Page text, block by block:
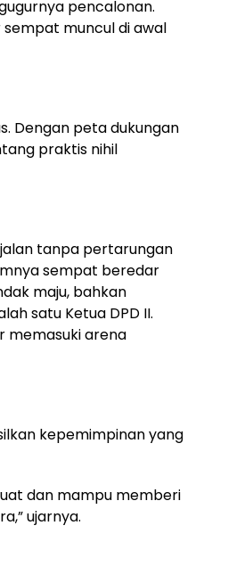
pencalonan.
muncul di awal
Dengan peta dukungan
praktis nihil
tanpa pertarungan
sempat beredar
maju, bahkan
satu Ketua DPD II.
memasuki arena
kepemimpinan yang
dan mampu memberi
ujarnya.